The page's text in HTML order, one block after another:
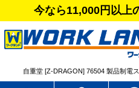
今なら11,000円以上
自重堂 [Z-DRAGON] 76504 製品制電